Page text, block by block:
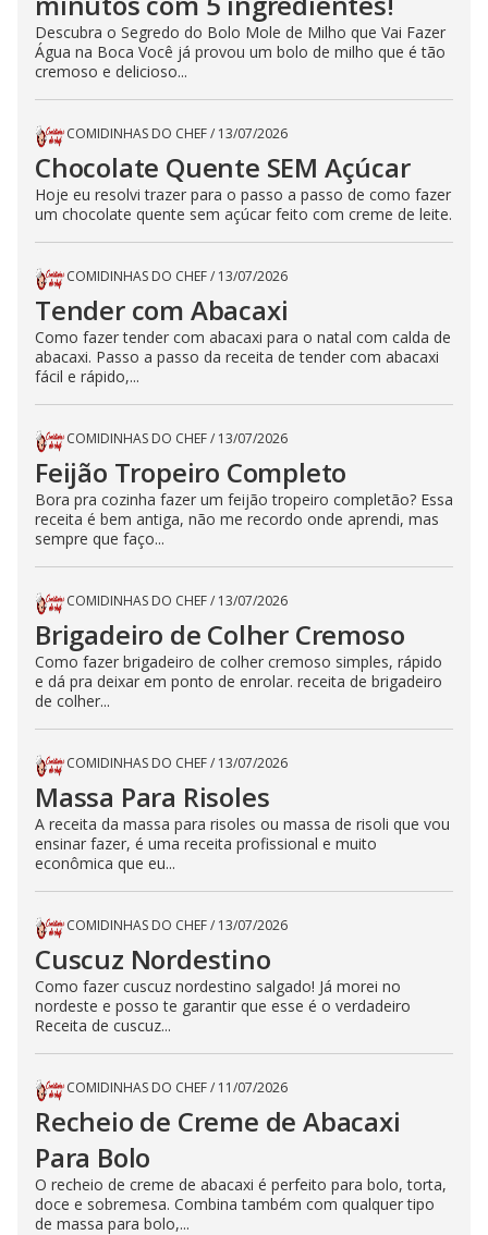
Descubra o Segredo do Bolo Mole de Milho que Vai Fazer
Água na Boca Você já provou um bolo de milho que é tão
cremoso e delicioso...
COMIDINHAS DO CHEF/ 13/07/2026
Chocolate Quente SEM Açúcar
Hoje eu resolvi trazer para o passo a passo de como fazer
um chocolate quente sem açúcar feito com creme de leite.
COMIDINHAS DO CHEF/ 13/07/2026
Tender com Abacaxi
Como fazer tender com abacaxi para o natal com calda de
abacaxi. Passo a passo da receita de tender com abacaxi
fácil e rápido,...
COMIDINHAS DO CHEF/ 13/07/2026
Feijão Tropeiro Completo
Bora pra cozinha fazer um feijão tropeiro completão? Essa
receita é bem antiga, não me recordo onde aprendi, mas
sempre que faço...
COMIDINHAS DO CHEF/ 13/07/2026
Brigadeiro de Colher Cremoso
Como fazer brigadeiro de colher cremoso simples, rápido
e dá pra deixar em ponto de enrolar. receita de brigadeiro
de colher...
COMIDINHAS DO CHEF/ 13/07/2026
Massa Para Risoles
A receita da massa para risoles ou massa de risoli que vou
ensinar fazer, é uma receita profissional e muito
econômica que eu...
COMIDINHAS DO CHEF/ 13/07/2026
Cuscuz Nordestino
Como fazer cuscuz nordestino salgado! Já morei no
nordeste e posso te garantir que esse é o verdadeiro
Receita de cuscuz...
COMIDINHAS DO CHEF/ 11/07/2026
Recheio de Creme de Abacaxi
Para Bolo
O recheio de creme de abacaxi é perfeito para bolo, torta,
doce e sobremesa. Combina também com qualquer tipo
de massa para bolo,...